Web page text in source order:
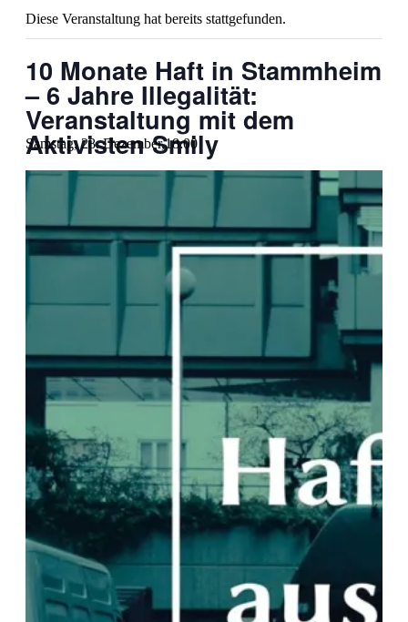
Diese Veranstaltung hat bereits stattgefunden.
10 Monate Haft in Stammheim
– 6 Jahre Illegalität:
Veranstaltung mit dem
Aktivisten Smily
Samstag, 28. Dezember,18:00